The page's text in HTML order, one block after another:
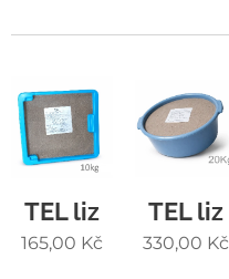
TEL liz
165,00 Kč
TEL liz
330,00 Kč